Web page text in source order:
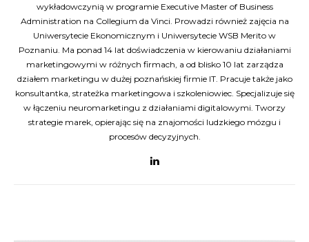
wykładowczynią w programie Executive Master of Business
Administration na Collegium da Vinci. Prowadzi również zajęcia na
Uniwersytecie Ekonomicznym i Uniwersytecie WSB Merito w
Poznaniu. Ma ponad 14 lat doświadczenia w kierowaniu działaniami
marketingowymi w różnych firmach, a od blisko 10 lat zarządza
działem marketingu w dużej poznańskiej firmie IT. Pracuje także jako
konsultantka, strateżka marketingowa i szkoleniowiec. Specjalizuje się
w łączeniu neuromarketingu z działaniami digitalowymi. Tworzy
strategie marek, opierając się na znajomości ludzkiego mózgu i
procesów decyzyjnych.